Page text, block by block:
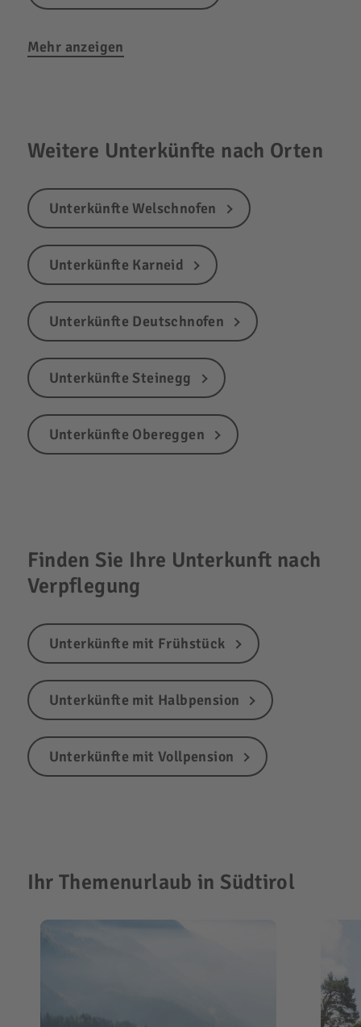
Mehr anzeigen
Weitere Unterkünfte nach Orten
Unterkünfte Welschnofen
Unterkünfte Karneid
Unterkünfte Deutschnofen
Unterkünfte Steinegg
Unterkünfte Obereggen
Finden Sie Ihre Unterkunft nach
Verpflegung
Unterkünfte mit Frühstück
Unterkünfte mit Halbpension
Unterkünfte mit Vollpension
Ihr Themenurlaub in Südtirol